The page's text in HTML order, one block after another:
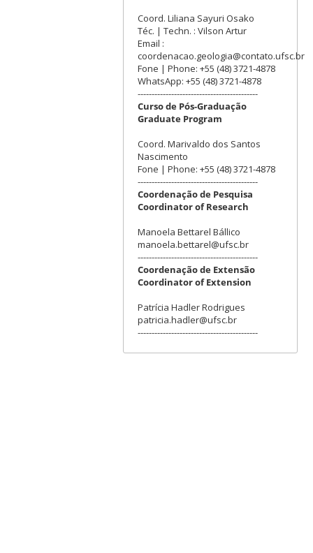
Coord. Liliana Sayuri Osako
Téc. | Techn. : Vilson Artur
Email :
coordenacao.geologia@contato.ufsc.br
Fone | Phone: +55 (48) 3721-4878
WhatsApp: +55 (48) 3721-4878
-------------------------------------------
Curso de Pós-Graduação
Graduate Program
Coord. Marivaldo dos Santos
Nascimento
Fone | Phone: +55 (48) 3721-4878
-------------------------------------------
Coordenação de Pesquisa
Coordinator of Research
Manoela Bettarel Bállico
manoela.bettarel@ufsc.br
-------------------------------------------
Coordenação de Extensão
Coordinator of Extension
Patrícia Hadler Rodrigues
patricia.hadler@ufsc.br
-------------------------------------------